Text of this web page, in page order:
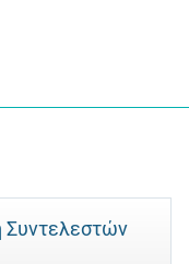
Συντελεστών